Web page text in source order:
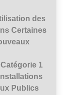
des
Certaines
1
Publics